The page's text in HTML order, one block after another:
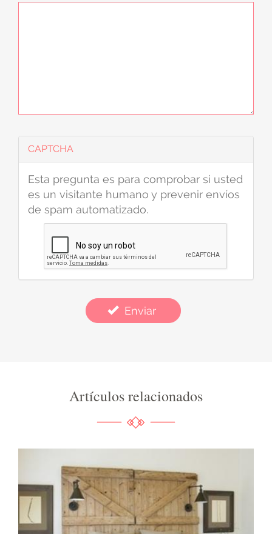
CAPTCHA
Esta pregunta es para comprobar si usted
es un visitante humano y prevenir envíos
de spam automatizado.
Enviar
Artículos relacionados